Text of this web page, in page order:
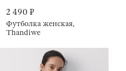
2 490 ₽
Футболка женская,
Thandiwe